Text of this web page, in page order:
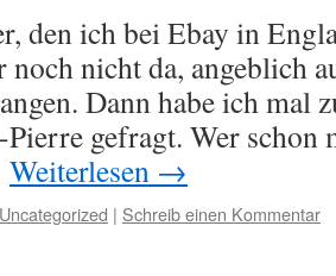
den ich bei Ebay in
nicht da, angeblich
Dann habe ich mal
Pierre gefragt. Wer schon
Weiterlesen →
Uncategorized | Schreib einen Kommentar